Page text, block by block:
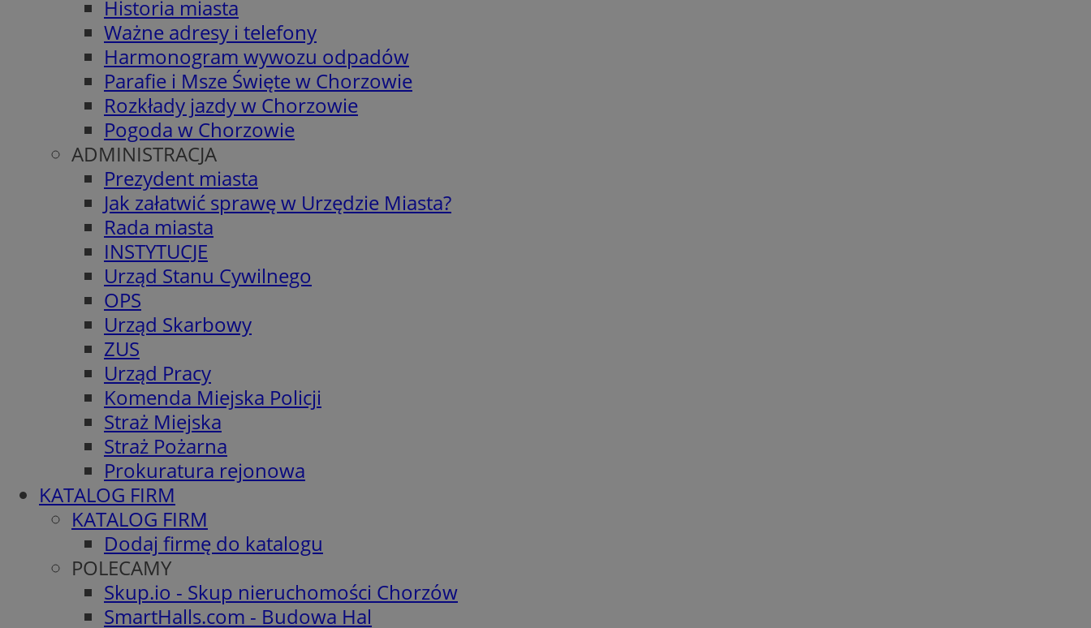
Historia miasta
Ważne adresy i telefony
Harmonogram wywozu odpadów
Parafie i Msze Święte w Chorzowie
Rozkłady jazdy w Chorzowie
Pogoda w Chorzowie
ADMINISTRACJA
Prezydent miasta
Jak załatwić sprawę w Urzędzie Miasta?
Rada miasta
INSTYTUCJE
Urząd Stanu Cywilnego
OPS
Urząd Skarbowy
ZUS
Urząd Pracy
Komenda Miejska Policji
Straż Miejska
Straż Pożarna
Prokuratura rejonowa
KATALOG FIRM
KATALOG FIRM
Dodaj firmę do katalogu
POLECAMY
Skup.io - Skup nieruchomości Chorzów
SmartHalls.com - Budowa Hal